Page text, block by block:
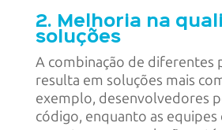
2. Melhoria na
soluções
A combinação de diferentes
resulta em soluções mais
exemplo, desenvolvedores
código, enquanto as equipes